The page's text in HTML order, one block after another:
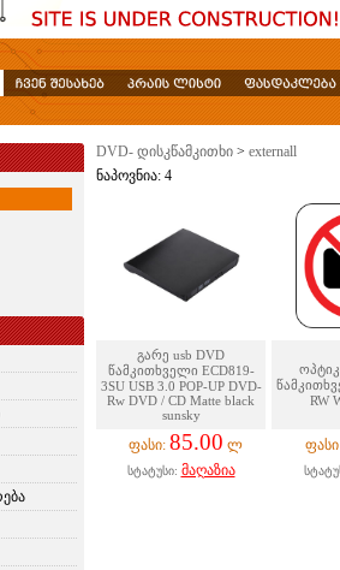
DVD- დისკწამკითხი > externall
ნაპოვნია: 4
გარე usb DVD
წამკითხველი ECD819-
3SU USB 3.0 POP-UP DVD-
Rw DVD / CD Matte black
sunsky
RW
ფასი: 85.00 ლ
სტატუსი: მაღაზია